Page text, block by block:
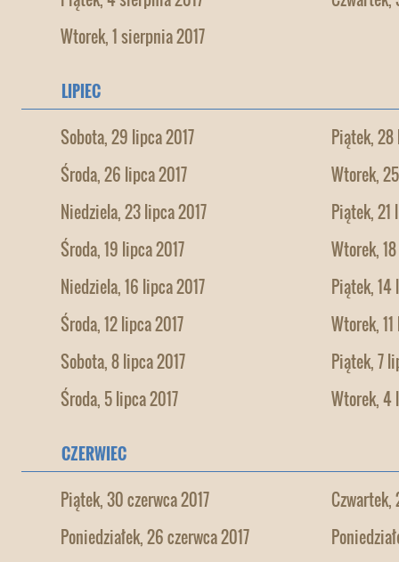
Wtorek, 1 sierpnia 2017
LIPIEC
Sobota, 29 lipca 2017
Piątek, 28
Środa, 26 lipca 2017
Wtorek,
Niedziela, 23 lipca 2017
Piątek, 21
Środa, 19 lipca 2017
Wtorek,
Niedziela, 16 lipca 2017
Piątek, 14
Środa, 12 lipca 2017
Wtorek,
Sobota, 8 lipca 2017
Piątek, 7
Środa, 5 lipca 2017
Wtorek, 4
CZERWIEC
Piątek, 30 czerwca 2017
Czwartek,
Poniedziałek, 26 czerwca 2017